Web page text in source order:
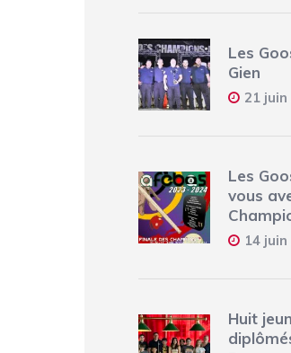
Les
Gien
21 juin
Les
vous
14
Huit